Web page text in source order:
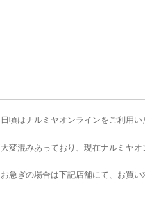
日頃はナルミヤオンラインをご利用
大変混みあっており、現在ナルミヤ
お急ぎの場合は下記店舗にて、お買い